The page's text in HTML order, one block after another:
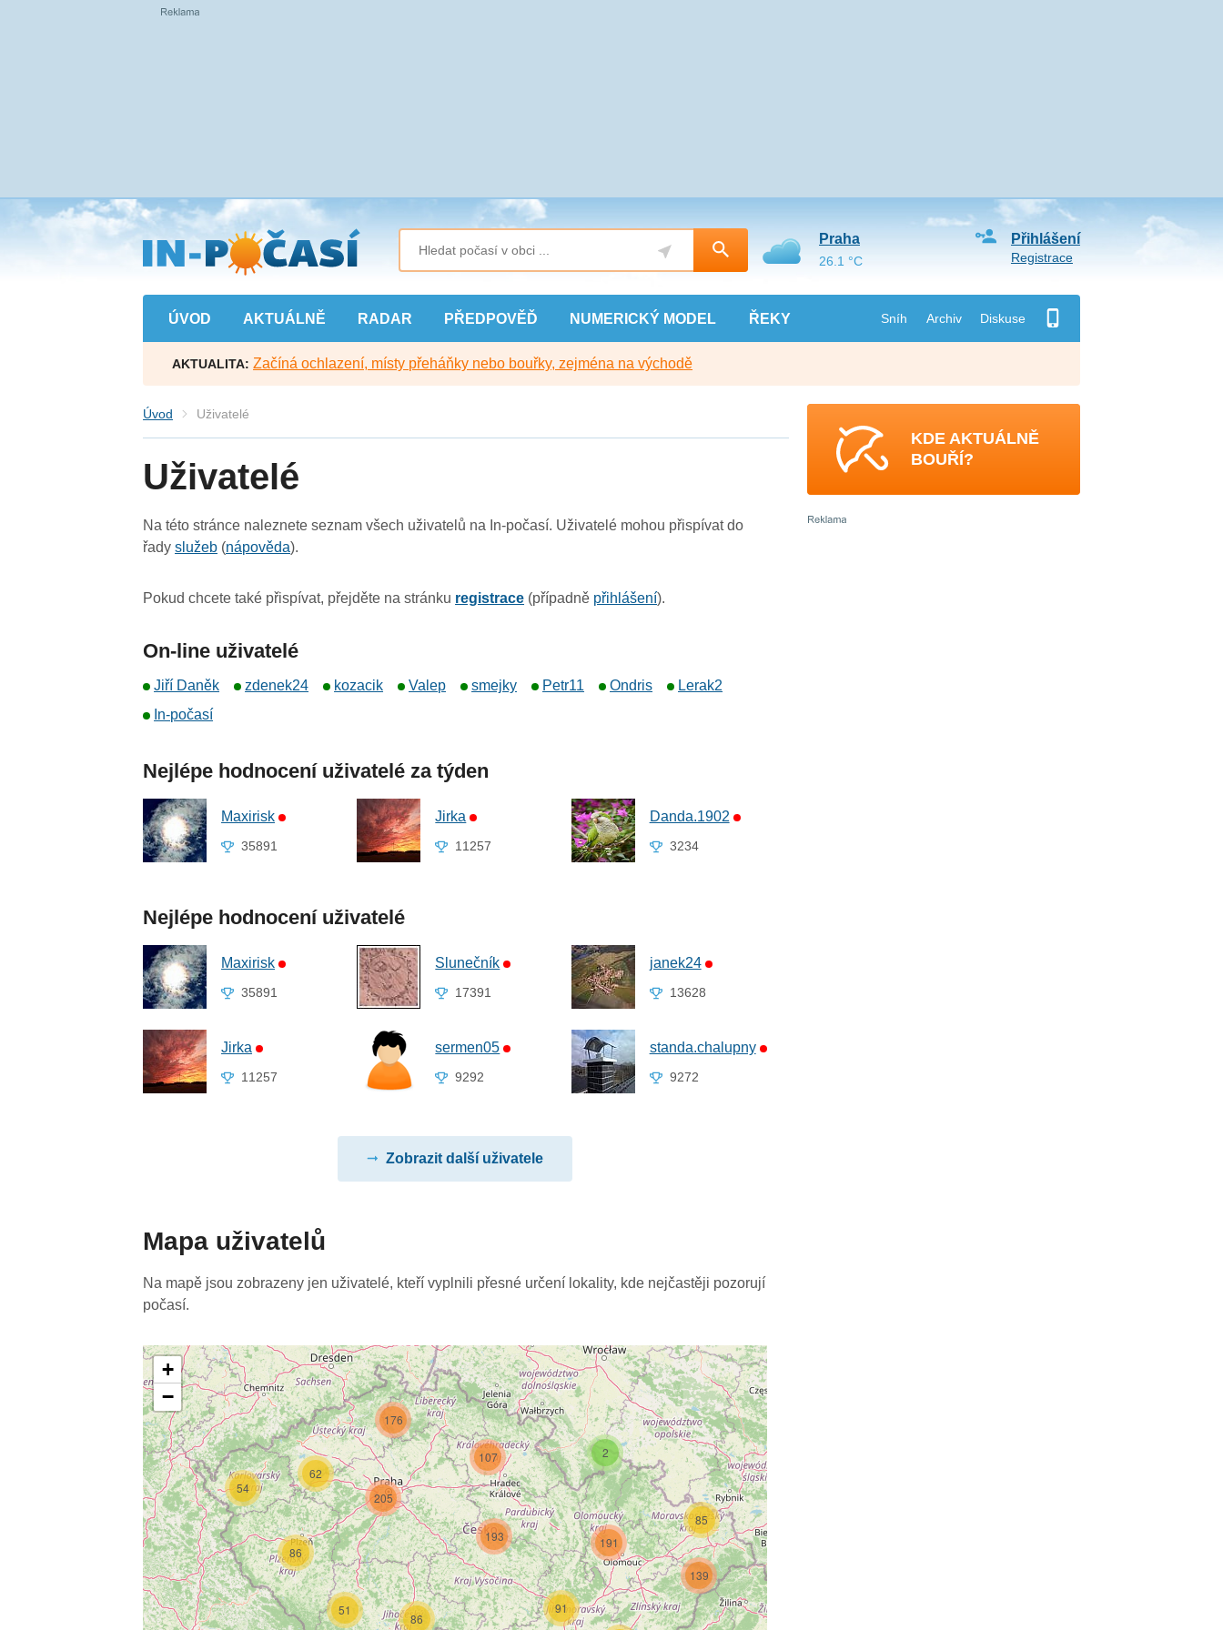
Přejít
na
hlavní
obsah
ÚVOD AKTUÁLNĚ RADAR PŘEDPOVĚĎ NUMERICKÝ MODEL ŘEKY Sníh Archiv Diskuse
Přihlášení
Registrace
Praha
26.1 °C
AKTUALITA: Začíná ochlazení, místy přeháňky nebo bouřky, zejména na východě
Úvod Uživatelé
Uživatelé
Na této stránce naleznete seznam všech uživatelů na In-počasí. Uživatelé mohou přispívat do
řadyslužeb (nápověda).
Pokud chcete také přispívat, přejděte na stránku registrace (případně přihlášení).
On-line uživatelé
Jiří Daněk zdenek24 kozacik Valep smejky Petr11 Ondris
Lerak2
In-počasí
Nejlépe hodnocení uživatelé za týden
Maxirisk
35891
Jirka
11257
Danda.1902
3234
Nejlépe hodnocení uživatelé
Maxirisk
35891
Slunečník
17391
janek24
13628
Jirka
11257
sermen05
9292
standa.chalupny
9272
Zobrazit další uživatele
Mapa uživatelů
Na mapě jsou zobrazeny jen uživatelé, kteří vyplnili přesné určení lokality, kde nejčastěji pozorují
počasí.
54
51
86
107
62
86
176
205
2
85
91
191
139
193
+
−
KDE AKTUÁLNĚ
BOUŘÍ?